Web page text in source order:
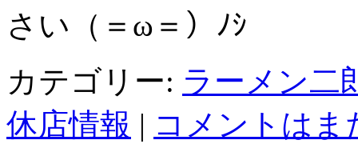
さい（＝ω＝）ﾉｼ
カテゴリー: ラーメン二
休店情報 | コメントはま